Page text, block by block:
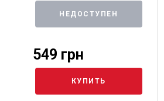
НЕДОСТУПЕН
549 грн
КУПИТЬ